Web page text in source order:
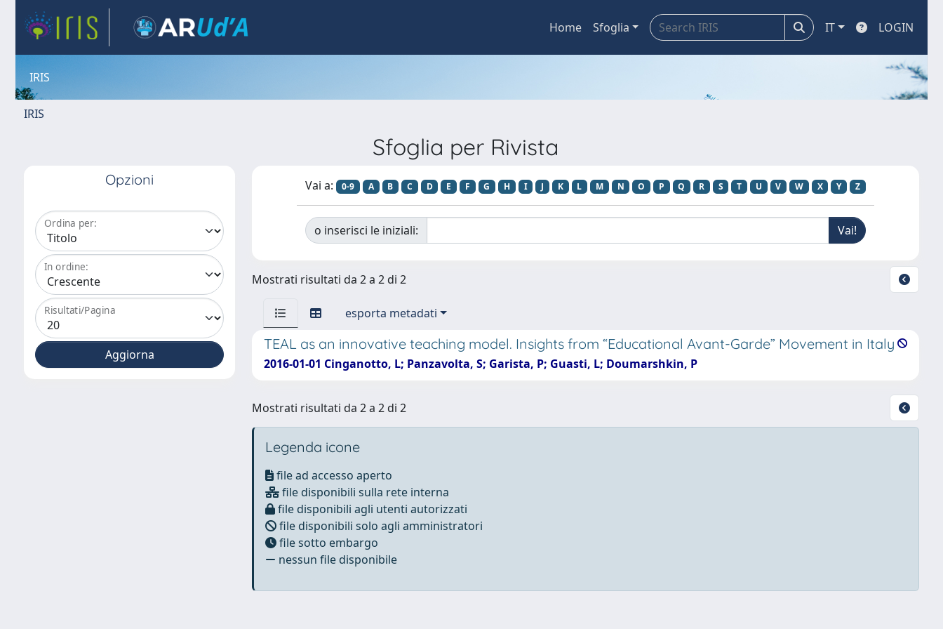
Home Sfoglia IT LOGIN
IRIS
IRIS
Sfoglia per Rivista
Opzioni
Ordina per:
In ordine:
Risultati/Pagina
Vai a: 0-9 A B C D E F G H I J K L M N O P Q R S T U V W X Y Z
o inserisci le iniziali:
Mostrati risultati da 2 a 2 di 2
esporta metadati
TEAL as an innovative teaching model. Insights from “Educational Avant-Garde” Movement in Italy
2016-01-01 Cinganotto, L; Panzavolta, S; Garista, P; Guasti, L; Doumarshkin, P
Mostrati risultati da 2 a 2 di 2
Legenda icone
file ad accesso aperto
file disponibili sulla rete interna
file disponibili agli utenti autorizzati
file disponibili solo agli amministratori
file sotto embargo
nessun file disponibile